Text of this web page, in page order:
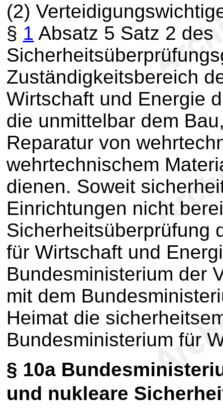
(2)
§ 1 Absatz 5 Satz 2 des
Zuständigkeitsbereich
Wirtschaft und Energie
die unmittelbar dem
Reparatur von
wehrtechnischem
dienen. Soweit
Einrichtungen nicht
Sicherheitsüberprüfung
für Wirtschaft und
Bundesministerium der
mit dem
Heimat die
Bundesministerium für
§ 10a
und nukleare